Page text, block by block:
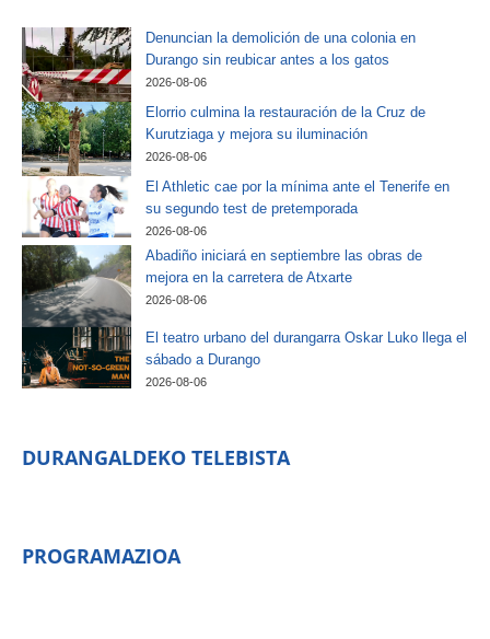
Denuncian la demolición de una colonia en
Durango sin reubicar antes a los gatos
2026-08-06
Elorrio culmina la restauración de la Cruz de
Kurutziaga y mejora su iluminación
2026-08-06
El Athletic cae por la mínima ante el Tenerife en
su segundo test de pretemporada
2026-08-06
Abadiño iniciará en septiembre las obras de
mejora en la carretera de Atxarte
2026-08-06
El teatro urbano del durangarra Oskar Luko llega el
sábado a Durango
2026-08-06
DURANGALDEKO TELEBISTA
PROGRAMAZIOA